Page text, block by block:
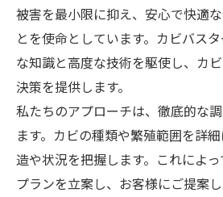
被害を最小限に抑え、安心で快適
とを使命としています。カビバス
な知識と高度な技術を駆使し、カ
決策を提供します。
私たちのアプローチは、徹底的な
ます。カビの種類や繁殖範囲を詳
造や状況を把握します。これによ
プランを立案し、お客様にご提案